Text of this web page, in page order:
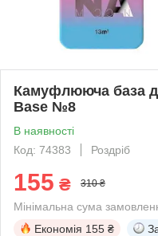
Камуфлююча база
Base №8
В наявності
Код: 74383
Роздріб
155 ₴ 310 ₴
Мінімальна сума
Економія 155 ₴